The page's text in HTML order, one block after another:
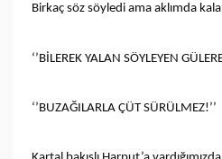
Birkaç söz söyledi ama aklımda
‘’BİLEREK YALAN SÖYLEYEN
‘’BUZAĞILARLA ÇÜT SÜRÜLMEZ!’’